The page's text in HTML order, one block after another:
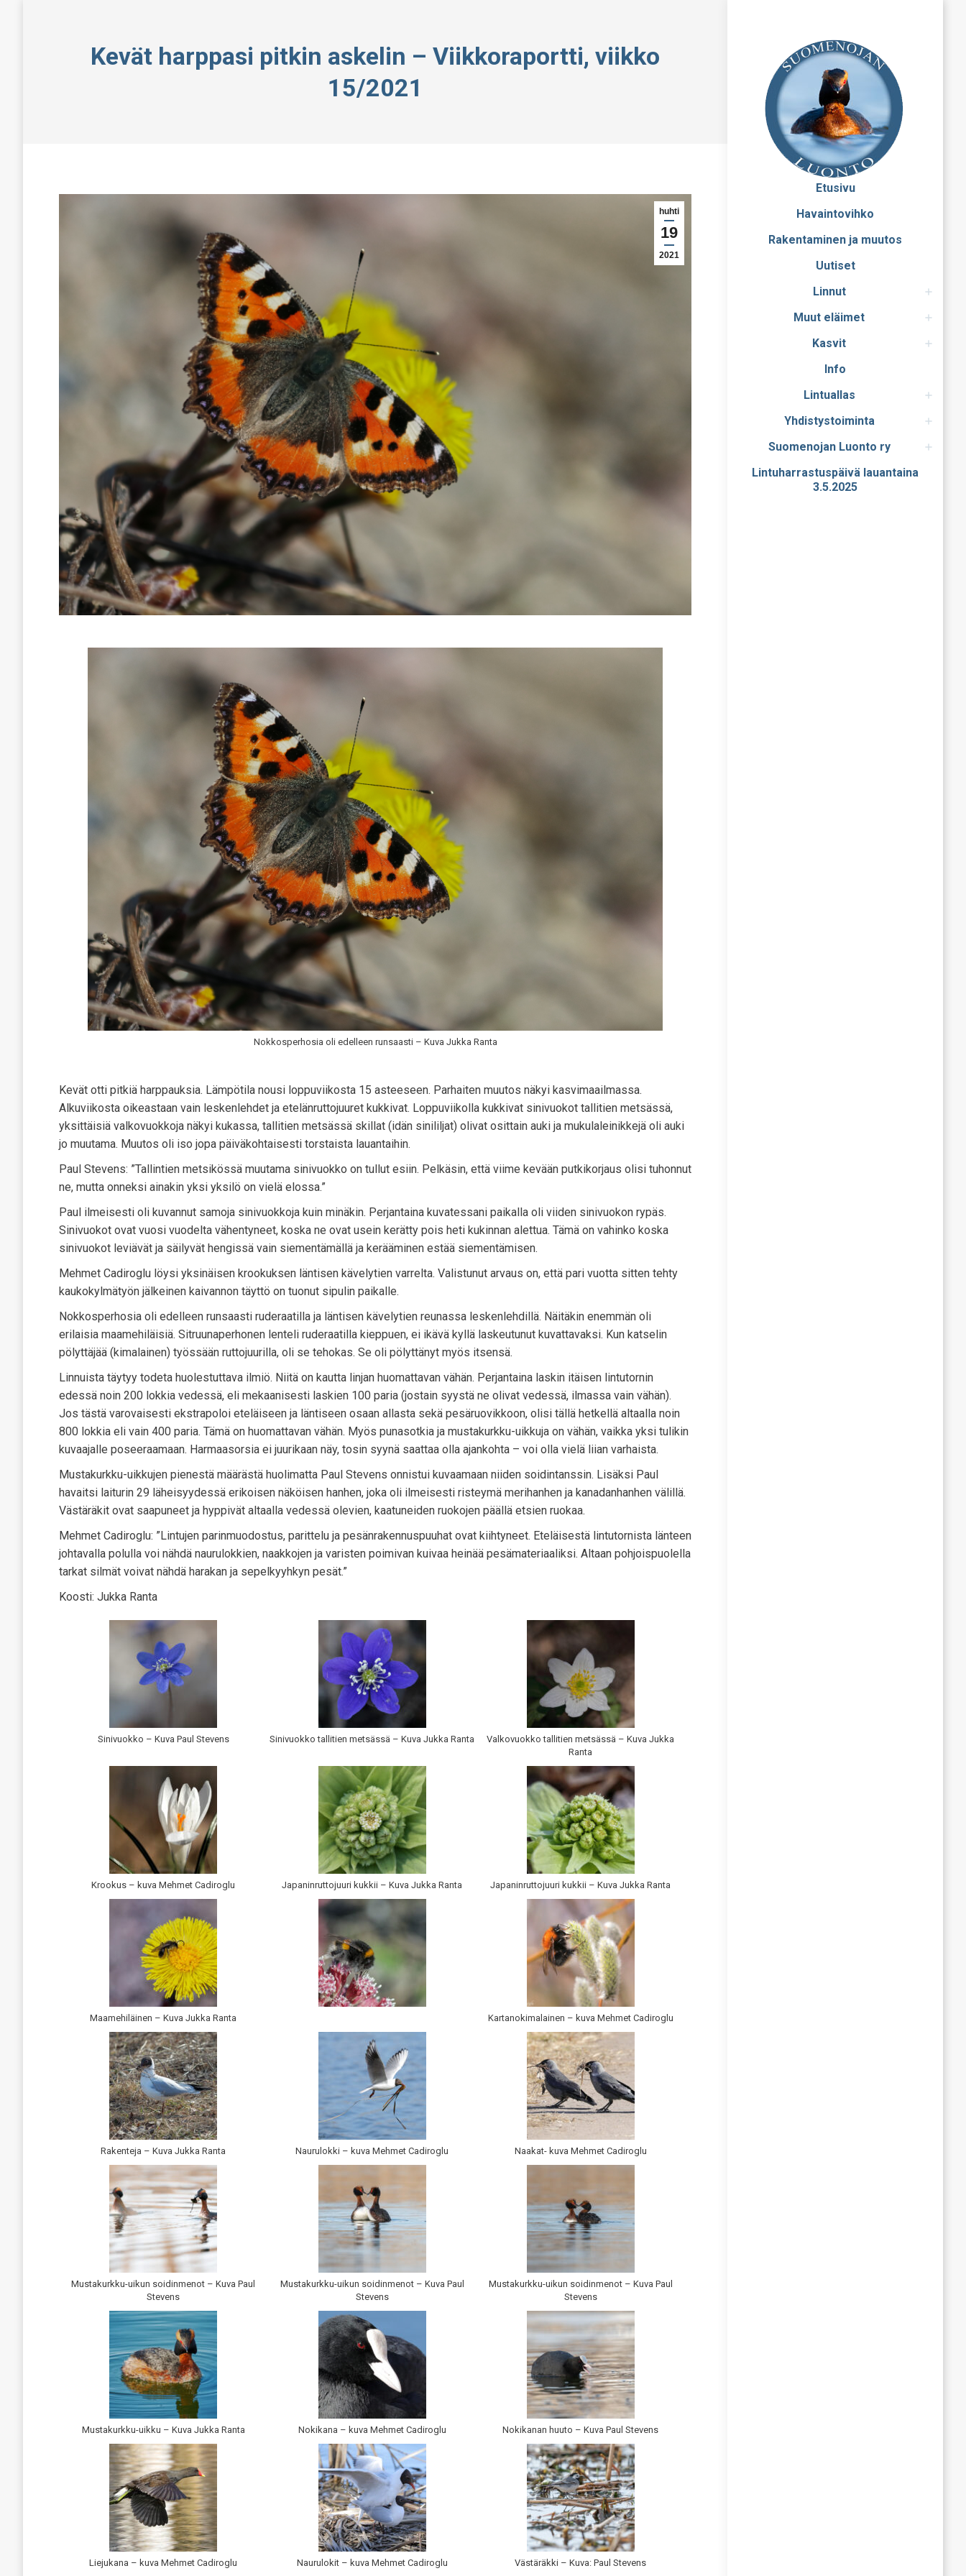
Etusivu
Havaintovihko
Rakentaminen ja muutos
Uutiset
Linnut
Muut eläimet
Kasvit
Info
Lintuallas
Yhdistystoiminta
Suomenojan Luonto ry
Lintuharrastuspäivä lauantaina
3.5.2025
Kevät harppasi pitkin askelin – Viikkoraportti, viikko
15/2021
huhti
19
2021
Nokkosperhosia oli edelleen runsaasti – Kuva Jukka Ranta
Kevät otti pitkiä harppauksia. Lämpötila nousi loppuviikosta 15 asteeseen. Parhaiten muutos näkyi kasvimaailmassa.
Alkuviikosta oikeastaan vain leskenlehdet ja etelänruttojuuret kukkivat. Loppuviikolla kukkivat sinivuokot tallitien metsässä,
yksittäisiä valkovuokkoja näkyi kukassa, tallitien metsässä skillat (idän sinililjat) olivat osittain auki ja mukulaleinikkejä oli auki
jo muutama. Muutos oli iso jopa päiväkohtaisesti torstaista lauantaihin.
Paul Stevens: ”Tallintien metsikössä muutama sinivuokko on tullut esiin. Pelkäsin, että viime kevään putkikorjaus olisi tuhonnut
ne, mutta onneksi ainakin yksi yksilö on vielä elossa.”
Paul ilmeisesti oli kuvannut samoja sinivuokkoja kuin minäkin. Perjantaina kuvatessani paikalla oli viiden sinivuokon rypäs.
Sinivuokot ovat vuosi vuodelta vähentyneet, koska ne ovat usein kerätty pois heti kukinnan alettua. Tämä on vahinko koska
sinivuokot leviävät ja säilyvät hengissä vain siementämällä ja kerääminen estää siementämisen.
Mehmet Cadiroglu löysi yksinäisen krookuksen läntisen kävelytien varrelta. Valistunut arvaus on, että pari vuotta sitten tehty
kaukokylmätyön jälkeinen kaivannon täyttö on tuonut sipulin paikalle.
Nokkosperhosia oli edelleen runsaasti ruderaatilla ja läntisen kävelytien reunassa leskenlehdillä. Näitäkin enemmän oli
erilaisia maamehiläisiä. Sitruunaperhonen lenteli ruderaatilla kieppuen, ei ikävä kyllä laskeutunut kuvattavaksi. Kun katselin
pölyttäjää (kimalainen) työssään ruttojuurilla, oli se tehokas. Se oli pölyttänyt myös itsensä.
Linnuista täytyy todeta huolestuttava ilmiö. Niitä on kautta linjan huomattavan vähän. Perjantaina laskin itäisen lintutornin
edessä noin 200 lokkia vedessä, eli mekaanisesti laskien 100 paria (jostain syystä ne olivat vedessä, ilmassa vain vähän).
Jos tästä varovaisesti ekstrapoloi eteläiseen ja läntiseen osaan allasta sekä pesäruovikkoon, olisi tällä hetkellä altaalla noin
800 lokkia eli vain 400 paria. Tämä on huomattavan vähän. Myös punasotkia ja mustakurkku-uikkuja on vähän, vaikka yksi tulikin
kuvaajalle poseeraamaan. Harmaasorsia ei juurikaan näy, tosin syynä saattaa olla ajankohta – voi olla vielä liian varhaista.
Mustakurkku-uikkujen pienestä määrästä huolimatta Paul Stevens onnistui kuvaamaan niiden soidintanssin. Lisäksi Paul
havaitsi laiturin 29 läheisyydessä erikoisen näköisen hanhen, joka oli ilmeisesti risteymä merihanhen ja kanadanhanhen välillä.
Västäräkit ovat saapuneet ja hyppivät altaalla vedessä olevien, kaatuneiden ruokojen päällä etsien ruokaa.
Mehmet Cadiroglu: ”Lintujen parinmuodostus, parittelu ja pesänrakennuspuuhat ovat kiihtyneet. Eteläisestä lintutornista länteen
johtavalla polulla voi nähdä naurulokkien, naakkojen ja varisten poimivan kuivaa heinää pesämateriaaliksi. Altaan pohjoispuolella
tarkat silmät voivat nähdä harakan ja sepelkyyhkyn pesät.”
Koosti: Jukka Ranta
Sinivuokko – Kuva Paul Stevens Sinivuokko tallitien metsässä – Kuva Jukka Ranta
Valkovuokko tallitien metsässä – Kuva Jukka
Ranta
Krookus – kuva Mehmet Cadiroglu Japaninruttojuuri kukkii – Kuva Jukka Ranta Japaninruttojuuri kukkii – Kuva Jukka Ranta
Maamehiläinen – Kuva Jukka Ranta Kartanokimalainen – kuva Mehmet Cadiroglu
Rakenteja – Kuva Jukka Ranta Naurulokki – kuva Mehmet Cadiroglu Naakat- kuva Mehmet Cadiroglu
Mustakurkku-uikun soidinmenot – Kuva Paul
Stevens
Mustakurkku-uikun soidinmenot – Kuva Paul
Stevens
Mustakurkku-uikun soidinmenot – Kuva Paul
Stevens
Mustakurkku-uikku – Kuva Jukka Ranta Nokikana – kuva Mehmet Cadiroglu Nokikanan huuto – Kuva Paul Stevens
Liejukana – kuva Mehmet Cadiroglu Naurulokit – kuva Mehmet Cadiroglu Västäräkki – Kuva: Paul Stevens